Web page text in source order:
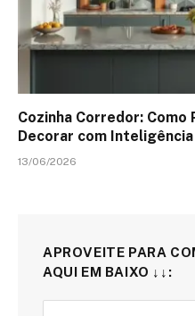
Cozinha Corredor: Como
Decorar com Inteligência
13/06/2026
APROVEITE PARA
AQUI EM BAIXO ↓↓: